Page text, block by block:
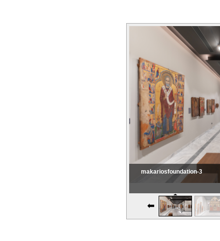
makariosfoundation-3